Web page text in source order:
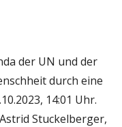
der UN und der
durch eine
14:01 Uhr.
Stuckelberger,